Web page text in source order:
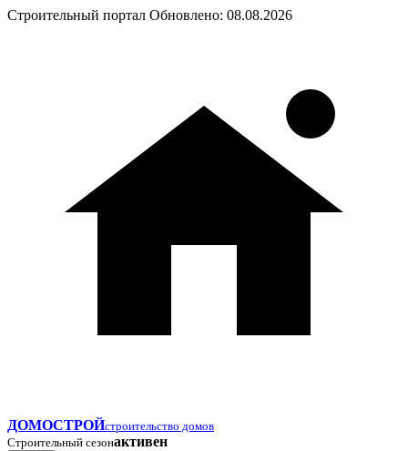
Строительный портал Обновлено: 08.08.2026
ДОМОСТРОЙстроительство домов
Строительный сезонактивен